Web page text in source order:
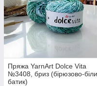
Пряжа YarnArt Dolce Vita
№3408, бриз (бірюзово-
батик)